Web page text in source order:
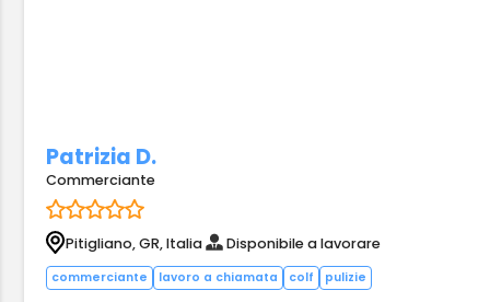
Patrizia D.
Commerciante
Pitigliano, GR, Italia Disponibile a lavorare
commerciante lavoro a chiamata colf pulizie